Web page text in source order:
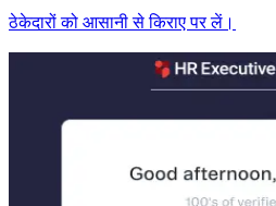
ठेकेदारों को आसानी से किराए पर लें।​​